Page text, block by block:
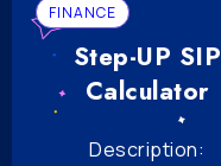
FINANCE
Step-UP SIP
Calculator
Description: